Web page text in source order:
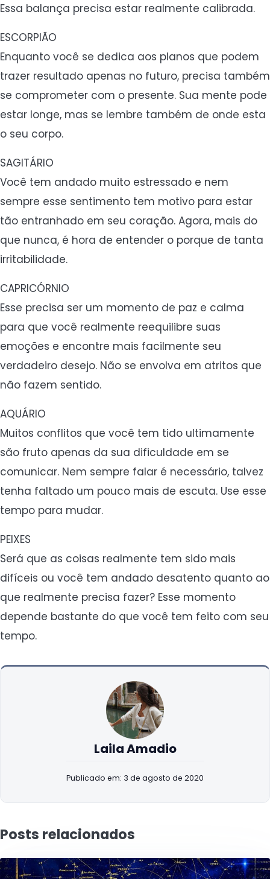
Essa balança precisa estar realmente calibrada.
ESCORPIÃO
Enquanto você se dedica aos planos que podem
trazer resultado apenas no futuro, precisa também
se comprometer com o presente. Sua mente pode
estar longe, mas se lembre também de onde esta
o seu corpo.
SAGITÁRIO
Você tem andado muito estressado e nem
sempre esse sentimento tem motivo para estar
tão entranhado em seu coração. Agora, mais do
que nunca, é hora de entender o porque de tanta
irritabilidade.
CAPRICÓRNIO
Esse precisa ser um momento de paz e calma
para que você realmente reequilibre suas
emoções e encontre mais facilmente seu
verdadeiro desejo. Não se envolva em atritos que
não fazem sentido.
AQUÁRIO
Muitos conflitos que você tem tido ultimamente
são fruto apenas da sua dificuldade em se
comunicar. Nem sempre falar é necessário, talvez
tenha faltado um pouco mais de escuta. Use esse
tempo para mudar.
PEIXES
Será que as coisas realmente tem sido mais
difíceis ou você tem andado desatento quanto ao
que realmente precisa fazer? Esse momento
depende bastante do que você tem feito com seu
tempo.
Laila Amadio
Publicado em: 3 de agosto de 2020
Posts relacionados